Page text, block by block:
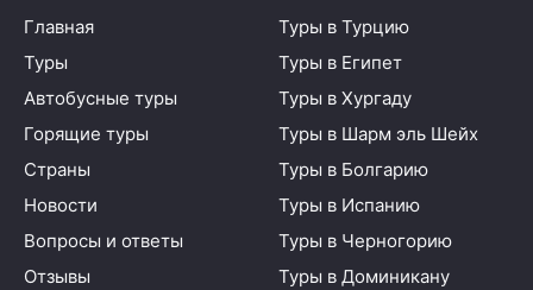
Главная
Туры
Автобусные туры
Горящие туры
Страны
Новости
Вопросы и ответы
Отзывы
Туры в Турцию
Туры в Египет
Туры в Хургаду
Туры в Шарм эль Шейх
Туры в Болгарию
Туры в Испанию
Туры в Черногорию
Туры в Доминикану